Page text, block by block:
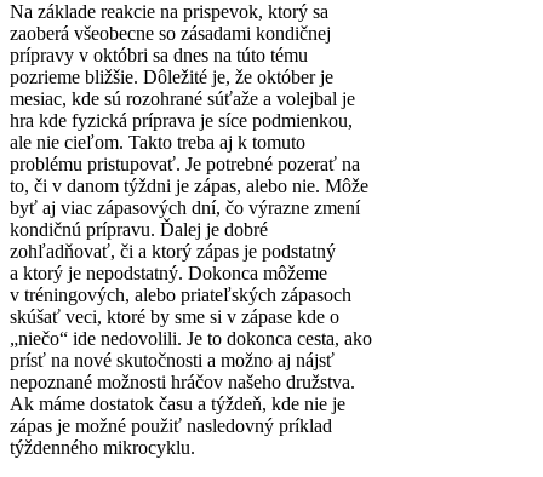
Na základe reakcie na prispevok, ktorý sa
zaoberá všeobecne so zásadami kondičnej
prípravy v októbri sa dnes na túto tému
pozrieme bližšie. Dôležité je, že október je
mesiac, kde sú rozohrané súťaže a volejbal je
hra kde fyzická príprava je síce podmienkou,
ale nie cieľom. Takto treba aj k tomuto
problému pristupovať. Je potrebné pozerať na
to, či v danom týždni je zápas, alebo nie. Môže
byť aj viac zápasových dní, čo výrazne zmení
kondičnú prípravu. Ďalej je dobré
zohľadňovať, či a ktorý zápas je podstatný
a ktorý je nepodstatný. Dokonca môžeme
v tréningových, alebo priateľských zápasoch
skúšať veci, ktoré by sme si v zápase kde o
„niečo“ ide nedovolili. Je to dokonca cesta, ako
prísť na nové skutočnosti a možno aj nájsť
nepoznané možnosti hráčov našeho družstva.
Ak máme dostatok času a týždeň, kde nie je
zápas je možné použiť nasledovný príklad
týždenného mikrocyklu.